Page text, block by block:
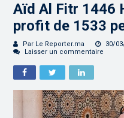
Aïd Al Fitr 1446
profit de 1533
Par Le Reporter.ma 30/
Laisser un commentaire